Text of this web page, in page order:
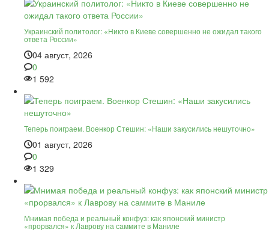
Украинский политолог: «Никто в Киеве совершенно не ожидал такого
ответа России»
04 август, 2026
0
1 592
Теперь поиграем. Военкор Стешин: «Наши закусились нешуточно»
01 август, 2026
0
1 329
Мнимая победа и реальный конфуз: как японский министр
«прорвался» к Лаврову на саммите в Маниле